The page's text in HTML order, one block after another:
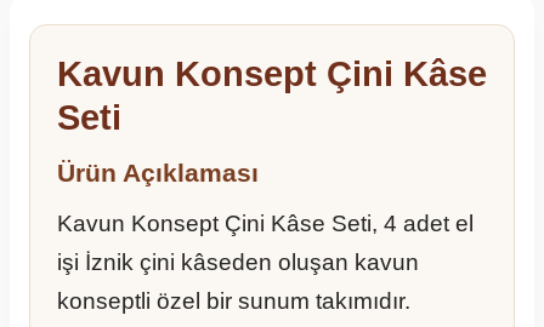
Kavun Konsept Çini Kâse
Seti
Ürün Açıklaması
Kavun Konsept Çini Kâse Seti, 4 adet el
işi İznik çini kâseden oluşan kavun
konseptli özel bir sunum takımıdır.